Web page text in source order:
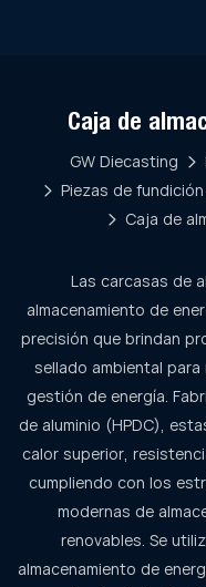
Caja de
GW Diecasting
Piezas de
Caja de
Las carcasas de
almacenamiento de
precisión que brindan
sellado ambiental
gestión de energía.
de aluminio (HPDC),
calor superior,
cumpliendo con los
modernas de
renovables. Se
almacenamiento de